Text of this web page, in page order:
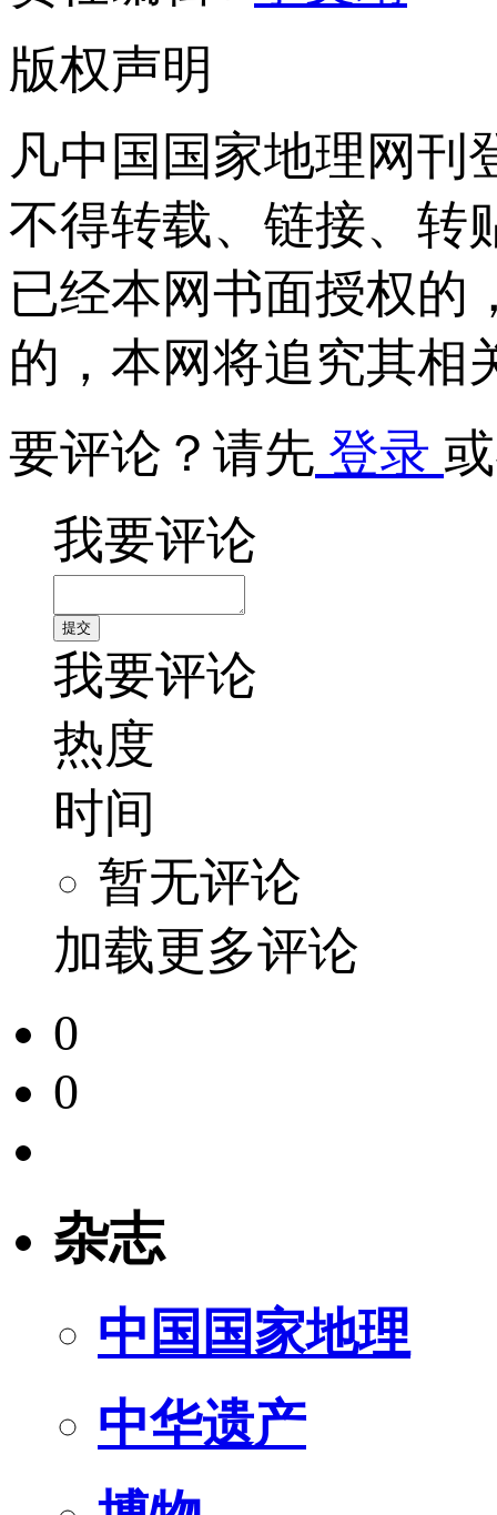
版权声明
凡中国国家地理网刊
不得转载、链接、转
已经本网书面授权的
的，本网将追究其相
要评论？请先 登录
我要评论
我要评论
热度
时间
暂无评论
加载更多评论
0
0
杂志
中国国家地理
中华遗产